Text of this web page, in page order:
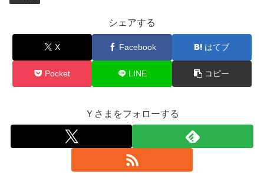
シェアする
X Facebook はてブ
Pocket LINE コピー
Ｙさまをフォローする